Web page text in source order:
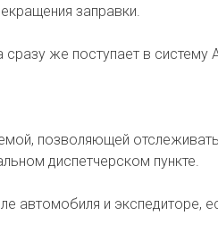
заправки.
же поступает в систему
позволяющей
диспетчерском пункте.
автомобиля и экспедиторе,